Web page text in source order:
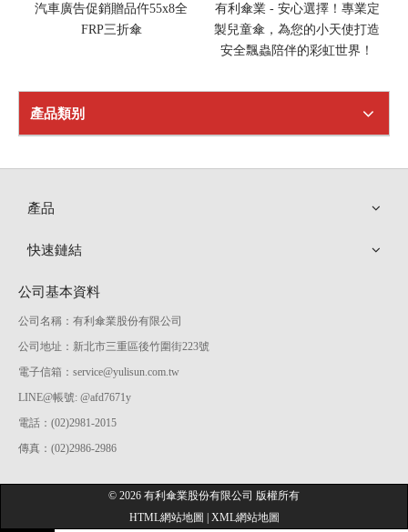
汽車廣告促銷贈品仵55x8全
FRP三折傘
有利傘業 - 安心選擇！專業定
製兒童傘，為您的小天使打造
安全飄蟲陪伴的彩虹世界！
產品類别
產品
快速鏈結
公司基本資料
公司名稱：有利傘業股份有限公司
公司地址：新北市三重區後竹圍街223號
電子信箱： service@yulisun.com.tw
LINE@帳號: @afd7671y
電話：(02)2981-2015
傳真：(02)2986-2986
© 2026 有利傘業股份有限公司 版權所有
HTML網站地圖
XML網站地圖